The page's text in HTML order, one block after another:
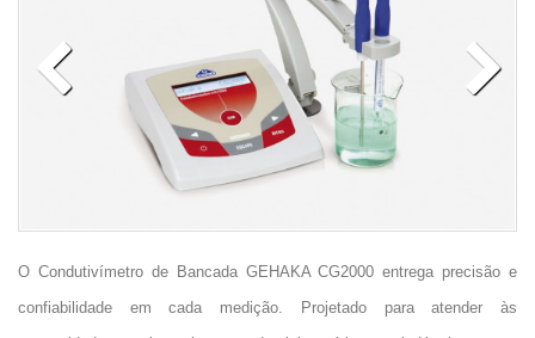
O Condutivímetro de Bancada GEHAKA CG2000 entrega precisão e
confiabilidade em cada medição. Projetado para atender às